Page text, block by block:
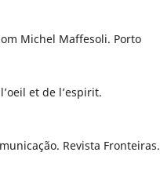
Michel Maffesoli. Porto
et de l’espirit.
Revista Fronteiras.